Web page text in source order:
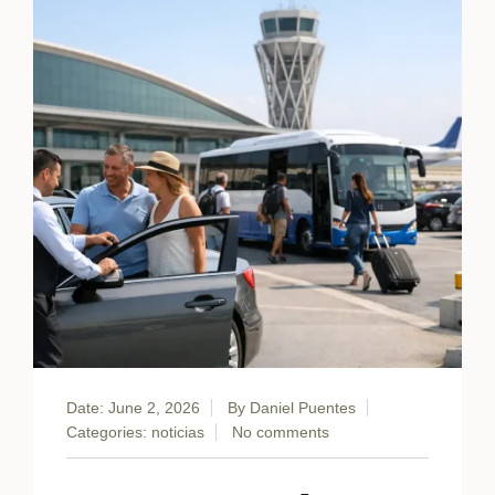
Date: June 2, 2026 By Daniel Puentes
Categories: noticias No comments